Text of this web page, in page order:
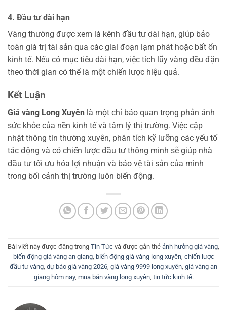
4. Đầu tư dài hạn
Vàng thường được xem là kênh đầu tư dài hạn, giúp bảo
toàn giá trị tài sản qua các giai đoạn lạm phát hoặc bất ổn
kinh tế. Nếu có mục tiêu dài hạn, việc tích lũy vàng đều đặn
theo thời gian có thể là một chiến lược hiệu quả.
Kết Luận
Giá vàng Long Xuyên là một chỉ báo quan trọng phản ánh
sức khỏe của nền kinh tế và tâm lý thị trường. Việc cập
nhật thông tin thường xuyên, phân tích kỹ lưỡng các yếu tố
tác động và có chiến lược đầu tư thông minh sẽ giúp nhà
đầu tư tối ưu hóa lợi nhuận và bảo vệ tài sản của mình
trong bối cảnh thị trường luôn biến động.
Bài viết này được đăng trong Tin Tức và được gắn thẻ ảnh hưởng giá vàng,
biến động giá vàng an giang, biến động giá vàng long xuyên, chiến lược
đầu tư vàng, dự báo giá vàng 2026, giá vàng 9999 long xuyên, giá vàng an
giang hôm nay, mua bán vàng long xuyên, tin tức kinh tế.